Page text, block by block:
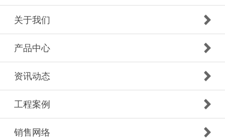
关于我们
产品中心
资讯动态
工程案例
销售网络